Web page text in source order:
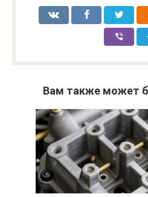
Вам также может